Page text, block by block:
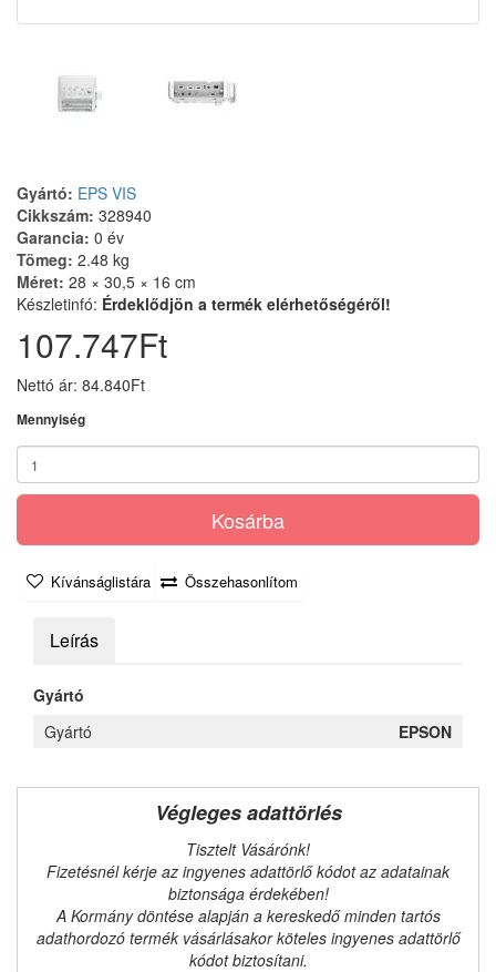
Gyártó: EPS VIS
Cikkszám: 328940
Garancia: 0 év
Tömeg: 2.48 kg
Méret: 28 × 30,5 × 16 cm
Készletinfó: Érdeklődjön a termék elérhetőségéről!
107.747Ft
Nettó ár: 84.840Ft
Mennyiség
Kosárba
Kívánságlistára Összehasonlítom
Leírás
Gyártó
Gyártó
EPSON
Végleges adattörlés
Tisztelt Vásárónk!
Fizetésnél kérje az ingyenes adattörlő kódot az adatainak
biztonsága érdekében!
A Kormány döntése alapján a kereskedő minden tartós
adathordozó termék vásárlásakor köteles ingyenes adattörlő
kódot biztosítani.